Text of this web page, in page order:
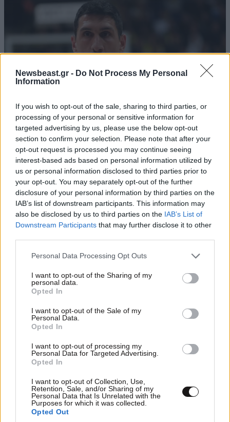
Newsbeast.gr - Do Not Process My Personal
Information
If you wish to opt-out of the sale, sharing to third parties, or
processing of your personal or sensitive information for
targeted advertising by us, please use the below opt-out
section to confirm your selection. Please note that after your
opt-out request is processed you may continue seeing
interest-based ads based on personal information utilized by
us or personal information disclosed to third parties prior to
your opt-out. You may separately opt-out of the further
disclosure of your personal information by third parties on the
IAB’s list of downstream participants. This information may
also be disclosed by us to third parties on the IAB’s List of
Downstream Participants that may further disclose it to other
Please note that this website/app uses one or more Google
not limited to your visit or usage behaviour. You may click to
grant or deny consent to Google and its third-party tags to
use your data for below specified purposes in below Google
consent section.
Personal Data Processing Opt Outs
I want to opt-out of the Sharing of my
personal data.
Opted In
I want to opt-out of the Sale of my
Personal Data.
Opted In
I want to opt-out of processing my
Personal Data for Targeted Advertising.
Opted In
I want to opt-out of Collection, Use,
Retention, Sale, and/or Sharing of my
Personal Data that Is Unrelated with the
Purposes for which it was collected.
Opted Out
07·08·2026 21:30
Ακυρώνει δύο συμβόλαια ο Λαρεντζάκης και
υπογράφει σε ελληνική ομάδα-έκπληξη!